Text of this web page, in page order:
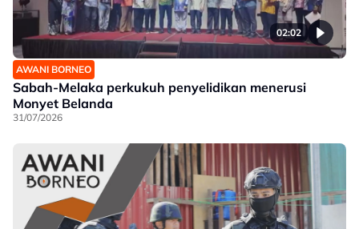
02:02
AWANI BORNEO
Sabah-Melaka perkukuh penyelidikan menerusi
Monyet Belanda
31/07/2026